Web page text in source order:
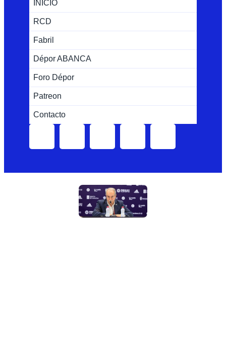
INICIO
RCD
Fabril
Dépor ABANCA
Foro Dépor
Patreon
Contacto